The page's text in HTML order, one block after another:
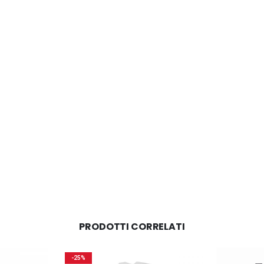
PRODOTTI CORRELATI
-25%